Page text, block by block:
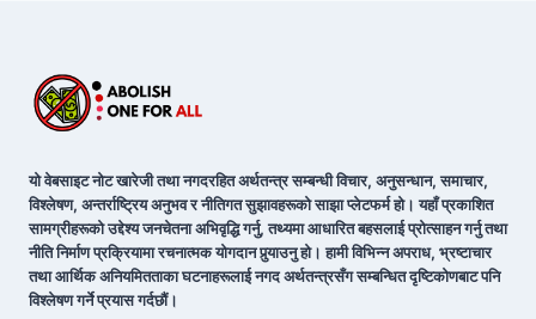
यो वेबसाइट नोट खारेजी तथा नगदरहित अर्थतन्त्र सम्बन्धी विचार, अनुसन्धान, समाचार,
विश्लेषण, अन्तर्राष्ट्रिय अनुभव र नीतिगत सुझावहरूको साझा प्लेटफर्म हो। यहाँ प्रकाशित
सामग्रीहरूको उद्देश्य जनचेतना अभिवृद्धि गर्नु, तथ्यमा आधारित बहसलाई प्रोत्साहन गर्नु तथा
नीति निर्माण प्रक्रियामा रचनात्मक योगदान पुर्‍याउनु हो। हामी विभिन्न अपराध, भ्रष्टाचार
तथा आर्थिक अनियमितताका घटनाहरूलाई नगद अर्थतन्त्रसँग सम्बन्धित दृष्टिकोणबाट पनि
विश्लेषण गर्ने प्रयास गर्दछौं।